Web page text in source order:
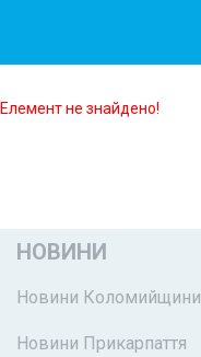
Елемент не знайдено!
НОВИНИ
Новини Коломийщини
Новини Прикарпаття